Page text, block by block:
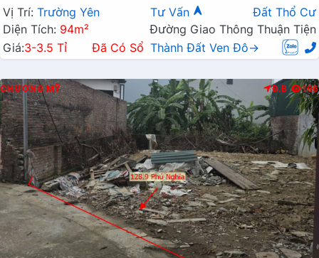
Vị Trí: Trường Yên Tư Vấn
Đất Thổ Cư
Diện Tích: 94m²
Đường Giao Thông Thuận Tiện
Giá:3-3.5 Tỉ Đã Có Sổ Thành Đất Ven Đô→
CHƯƠNG MỸ Đ.B 196